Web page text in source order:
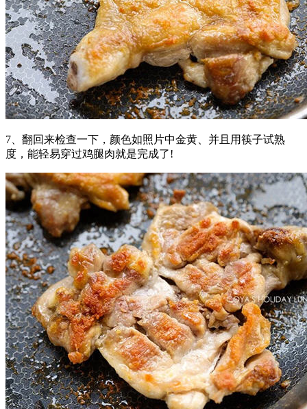
7、翻回来检查一下，颜色如照片中金黄、并且用筷子试熟
度，能轻易穿过鸡腿肉就是完成了!